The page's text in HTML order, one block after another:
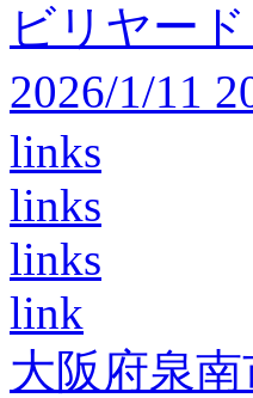
ビリヤー
2026/1/11
links
links
links
link
大阪府泉